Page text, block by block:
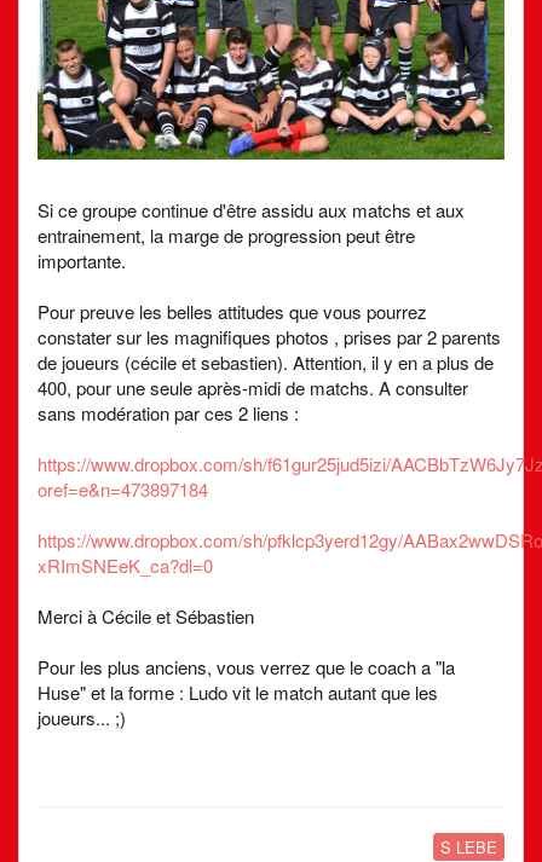
Si ce groupe continue d'être assidu aux matchs et aux
entrainement, la marge de progression peut être
importante.
Pour preuve les belles attitudes que vous pourrez
constater sur les magnifiques photos , prises par 2 parents
de joueurs (cécile et sebastien). Attention, il y en a plus de
400, pour une seule après-midi de matchs. A consulter
sans modération par ces 2 liens :
https://www.dropbox.com/sh/f61gur25jud5izi/
oref=e&n=473897184
https://www.dropbox.com/sh/pfklcp3yerd12gy/
xRImSNEeK_ca?dl=0
Merci à Cécile et Sébastien
Pour les plus anciens, vous verrez que le coach a "la
Huse" et la forme : Ludo vit le match autant que les
joueurs... ;)
S LEBE